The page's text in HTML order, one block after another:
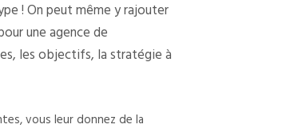
! On peut même y rajouter
une agence de
les objectifs, la stratégie à
vous leur donnez de la